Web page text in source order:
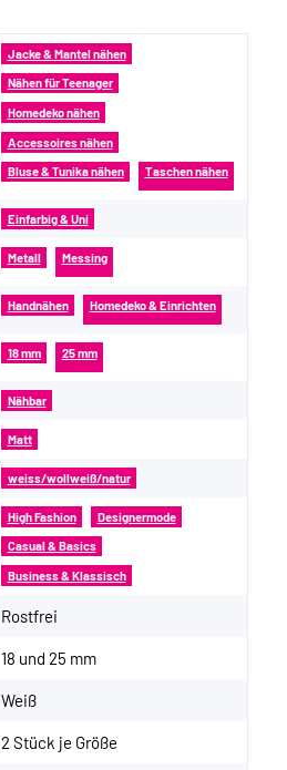
Jacke & Mantel nähen
Nähen für Teenager
Homedeko nähen
Accessoires nähen
Bluse & Tunika nähen Taschen nähen
Einfarbig & Uni
Metall Messing
Handnähen Homedeko & Einrichten
18 mm 25 mm
Nähbar
Matt
weiss/wollweiß/natur
High Fashion Designermode
Casual & Basics
Business & Klassisch
Rostfrei
18 und 25 mm
Weiß
2 Stück je Größe